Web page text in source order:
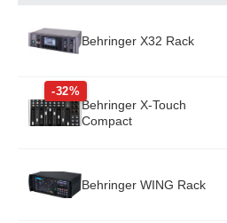
Behringer X32 Rack
-32%
Behringer X-Touch
Compact
Behringer WING Rack